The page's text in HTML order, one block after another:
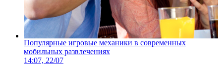
Популярные игровые механики в современных
мобильных развлечениях
14:07, 22/07